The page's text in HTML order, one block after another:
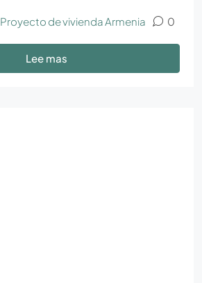
Proyecto de vivienda Armenia 0
Lee mas